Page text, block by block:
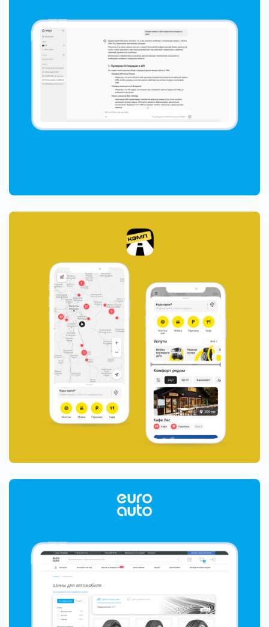
RAG-система автоматизировала поиск
информации и исключила ошибки
Разработали сервис для водителей в 2 раза
дешевле плана
Как увеличить конверсию интернет-магазина